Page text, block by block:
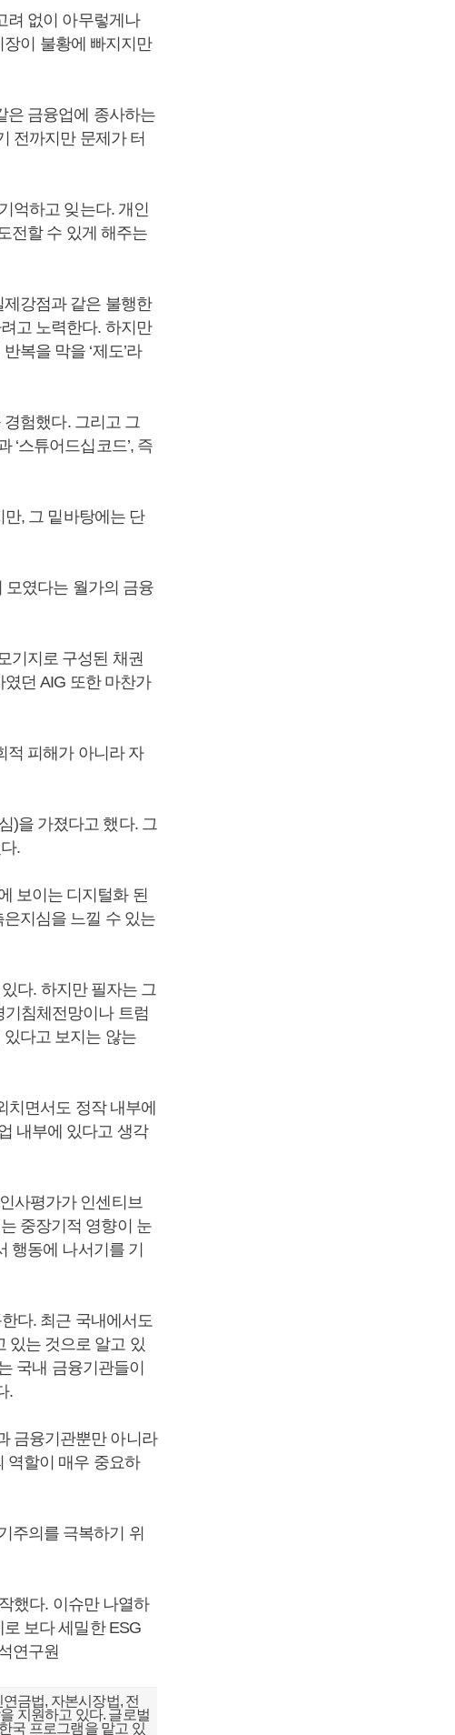
려 없이 아무렇게나
장이 불황에 빠지지만
은 금융업에 종사하는
전까지만 문제가 터
억하고 잊는다. 개인
전할 수 있게 해주는
강점과 같은 불행한
고 노력한다. 하지만
복을 막을 ‘제도’라
험했다. 그리고 그
‘스튜어드십코드’, 즉
, 그 밑바탕에는 단
모였다는 월가의 금융
기지로 구성된 채권
던 AIG 또한 마찬가
적 피해가 아니라 자
)을 가졌다고 했다. 그
.
보이는 디지털화 된
지심을 느낄 수 있는
다. 하지만 필자는 그
침체전망이나 트럼
다고 보지는 않는
면서도 정작 내부에
내부에 있다고 생각
사평가가 인센티브
중장기적 영향이 눈
행동에 나서기를 기
다. 최근 국내에서도
있는 것으로 알고 있
국내 금융기관들이
.
금융기관뿐만 아니라
역할이 매우 중요하
주의를 극복하기 위
했다. 이슈만 나열하
보다 세밀한 ESG
연구원
금법, 자본시장법, 전
지원하고 있다. 글로벌
국 프로그램을 맡고 있